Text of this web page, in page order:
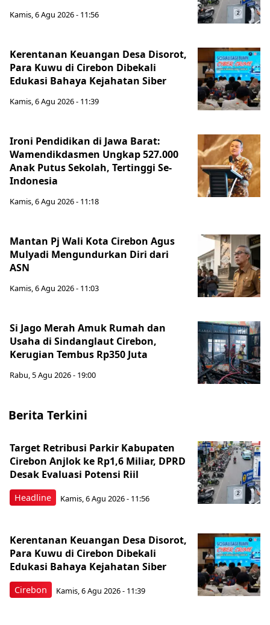
Kamis, 6 Agu 2026 - 11:56
Kerentanan Keuangan Desa Disorot,
Para Kuwu di Cirebon Dibekali
Edukasi Bahaya Kejahatan Siber
Kamis, 6 Agu 2026 - 11:39
Ironi Pendidikan di Jawa Barat:
Wamendikdasmen Ungkap 527.000
Anak Putus Sekolah, Tertinggi Se-
Indonesia
Kamis, 6 Agu 2026 - 11:18
Mantan Pj Wali Kota Cirebon Agus
Mulyadi Mengundurkan Diri dari
ASN
Kamis, 6 Agu 2026 - 11:03
Si Jago Merah Amuk Rumah dan
Usaha di Sindanglaut Cirebon,
Kerugian Tembus Rp350 Juta
Rabu, 5 Agu 2026 - 19:00
Berita Terkini
Headline
Target Retribusi Parkir Kabupaten
Cirebon Anjlok ke Rp1,6 Miliar, DPRD
Desak Evaluasi Potensi Riil
Kamis, 6 Agu 2026 - 11:56
Cirebon
Kerentanan Keuangan Desa Disorot,
Para Kuwu di Cirebon Dibekali
Edukasi Bahaya Kejahatan Siber
Kamis, 6 Agu 2026 - 11:39